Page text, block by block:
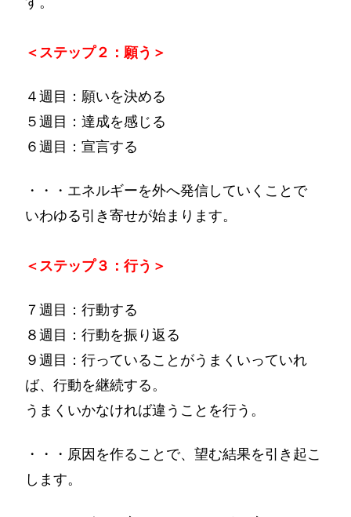
＜ステップ２：願う＞
４週目：願いを決める
５週目：達成を感じる
６週目：宣言する
・・・エネルギーを外へ発信していくことで
いわゆる引き寄せが始まります。
＜ステップ３：行う＞
７週目：行動する
８週目：行動を振り返る
９週目：行っていることがうまくいっていれ
ば、行動を継続する。
うまくいかなければ違うことを行う。
・・・原因を作ることで、望む結果を引き起こ
します。